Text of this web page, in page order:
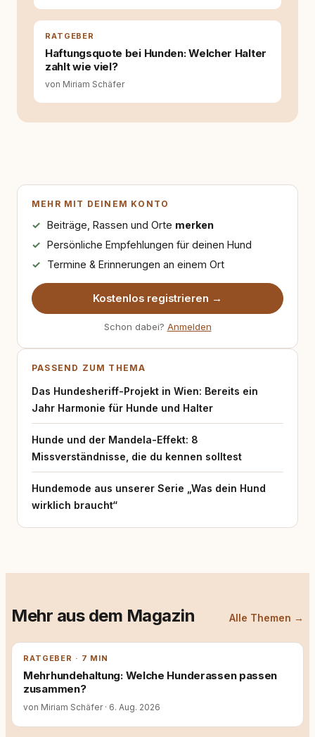
RATGEBER
Haftungsquote bei Hunden: Welcher Halter
zahlt wie viel?
von Miriam Schäfer
MEHR MIT DEINEM KONTO
Beiträge, Rassen und Orte merken
Persönliche Empfehlungen für deinen Hund
Termine & Erinnerungen an einem Ort
Kostenlos registrieren →
Schon dabei? Anmelden
PASSEND ZUM THEMA
Das Hundesheriff-Projekt in Wien: Bereits ein
Jahr Harmonie für Hunde und Halter
Hunde und der Mandela-Effekt: 8
Missverständnisse, die du kennen solltest
Hundemode aus unserer Serie „Was dein Hund
wirklich braucht“
Mehr aus dem Magazin Alle Themen →
RATGEBER · 7 MIN
Mehrhundehaltung: Welche Hunderassen passen
zusammen?
von Miriam Schäfer · 6. Aug. 2026